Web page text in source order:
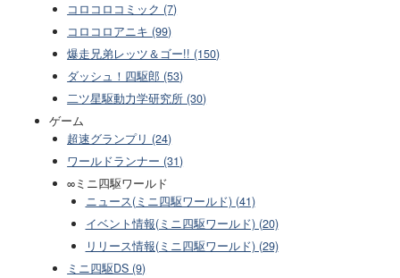
コロコロコミック (7)
コロコロアニキ (99)
爆走兄弟レッツ＆ゴー!! (150)
ダッシュ！四駆郎 (53)
二ツ星駆動力学研究所 (30)
ゲーム
超速グランプリ (24)
ワールドランナー (31)
∞ミニ四駆ワールド
ニュース(ミニ四駆ワールド) (41)
イベント情報(ミニ四駆ワールド) (20)
リリース情報(ミニ四駆ワールド) (29)
ミニ四駆DS (9)